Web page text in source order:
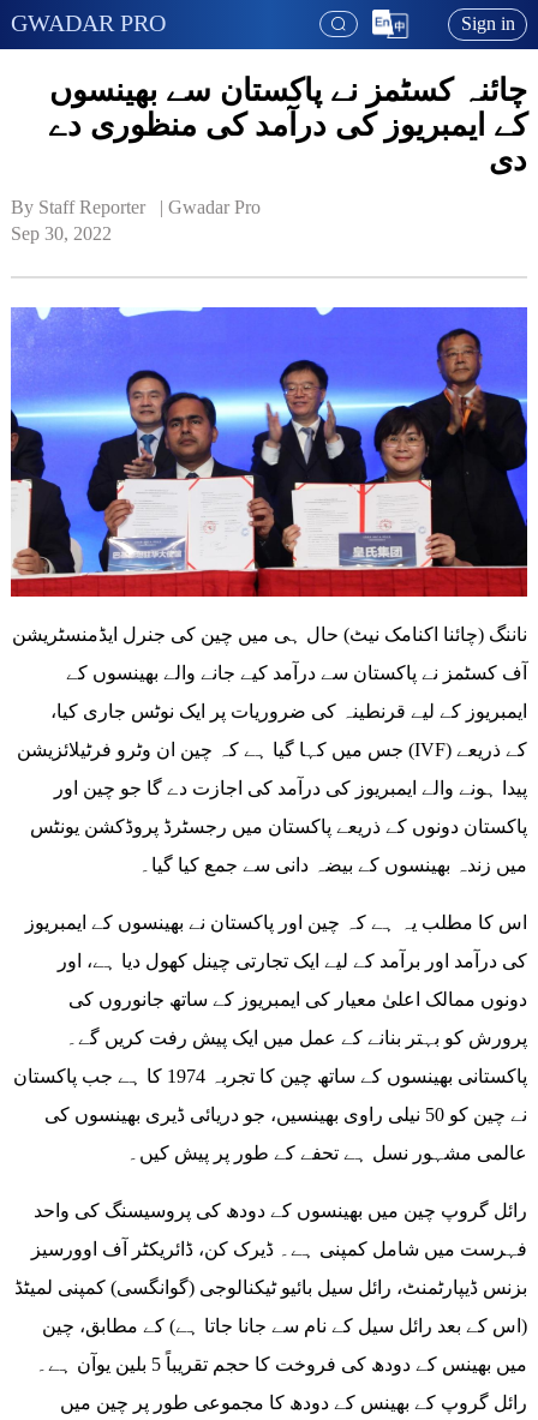
GWADAR PRO Sign in
چائنہ کسٹمز نے پاکستان سے بھینسوں
کے ایمبریوز کی درآمد کی منظوری دے
دی
By Staff Reporter   | Gwadar Pro
Sep 30, 2022
ناننگ (چائنا اکنامک نیٹ) حال ہی میں چین کی جنرل ایڈمنسٹریشن
آف کسٹمز نے پاکستان سے درآمد کیے جانے والے بھینسوں کے
ایمبریوز کے لیے قرنطینہ کی ضروریات پر ایک نوٹس جاری کیا،
جس میں کہا گیا ہے کہ چین ان وٹرو فرٹیلائزیشن (IVF) کے ذریعے
پیدا ہونے والے ایمبریوز کی درآمد کی اجازت دے گا جو چین اور
پاکستان دونوں کے ذریعے پاکستان میں رجسٹرڈ پروڈکشن یونٹس
میں زندہ بھینسوں کے بیضہ دانی سے جمع کیا گیا۔
اس کا مطلب یہ ہے کہ چین اور پاکستان نے بھینسوں کے ایمبریوز
کی درآمد اور برآمد کے لیے ایک تجارتی چینل کھول دیا ہے، اور
دونوں ممالک اعلیٰ معیار کی ایمبریوز کے ساتھ جانوروں کی
پرورش کو بہتر بنانے کے عمل میں ایک پیش رفت کریں گے۔
پاکستانی بھینسوں کے ساتھ چین کا تجربہ 1974 کا ہے جب پاکستان
نے چین کو 50 نیلی راوی بھینسیں، جو دریائی ڈیری بھینسوں کی
عالمی مشہور نسل ہے تحفے کے طور پر پیش کیں۔
رائل گروپ چین میں بھینسوں کے دودھ کی پروسیسنگ کی واحد
فہرست میں شامل کمپنی ہے۔ ڈیرک کن، ڈائریکٹر آف اوورسیز
بزنس ڈیپارٹمنٹ، رائل سیل بائیو ٹیکنالوجی (گوانگسی) کمپنی لمیٹڈ
(اس کے بعد رائل سیل کے نام سے جانا جاتا ہے) کے مطابق، چین
میں بھینس کے دودھ کی فروخت کا حجم تقریباً 5 بلین یوآن ہے۔
رائل گروپ کے بھینس کے دودھ کا مجموعی طور پر چین میں